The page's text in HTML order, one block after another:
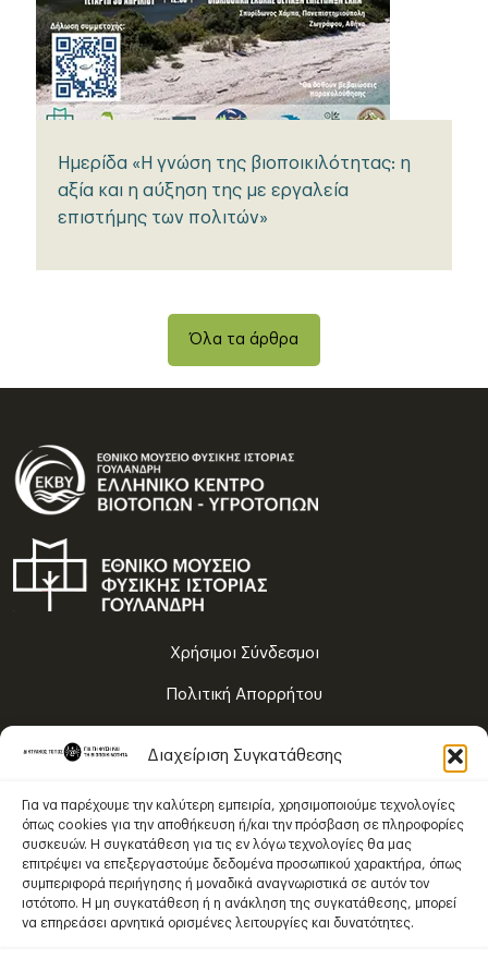
Διαχείριση Συγκατάθεσης
Για να παρέχουμε την καλύτερη εμπειρία, χρησιμοποιούμε τεχνολογίες
όπως cookies για την αποθήκευση ή/και την πρόσβαση σε πληροφορίες
συσκευών. Η συγκατάθεση για τις εν λόγω τεχνολογίες θα μας
επιτρέψει να επεξεργαστούμε δεδομένα προσωπικού χαρακτήρα, όπως
συμπεριφορά περιήγησης ή μοναδικά αναγνωριστικά σε αυτόν τον
ιστότοπο. Η μη συγκατάθεση ή η ανάκληση της συγκατάθεσης, μπορεί
να επηρεάσει αρνητικά ορισμένες λειτουργίες και δυνατότητες.
Ημερίδα «Η γνώση της βιοποικιλότητας: η
αξία και η αύξηση της με εργαλεία
επιστήμης των πολιτών»
Όλα τα άρθρα
Χρήσιμοι Σύνδεσμοι
Πολιτική Απορρήτου
Το περιεχόμενο χορηγείται με Άδεια Χρήσης
Creative Commons Αναφορά Δημιουργού – Μη Εμπορική Χρήση –
Παρόμοια Διανομή 4.0 Διεθνές.